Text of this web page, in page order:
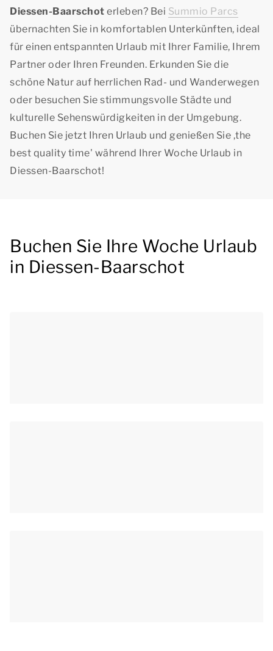
Diessen-Baarschot erleben? Bei Summio Parcs
übernachten Sie in komfortablen Unterkünften, ideal
für einen entspannten Urlaub mit Ihrer Familie, Ihrem
Partner oder Ihren Freunden. Erkunden Sie die
schöne Natur auf herrlichen Rad- und Wanderwegen
oder besuchen Sie stimmungsvolle Städte und
kulturelle Sehenswürdigkeiten in der Umgebung.
Buchen Sie jetzt Ihren Urlaub und genießen Sie ,the
best quality time' während Ihrer Woche Urlaub in
Diessen-Baarschot!
Buchen Sie Ihre Woche Urlaub
in Diessen-Baarschot